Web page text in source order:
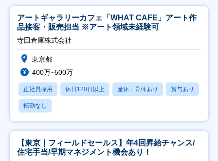
アートギャラリーカフェ「WHAT CAFE」アート作
品接客・販売担当 ※アート領域未経験可
寺田倉庫株式会社
東京都
400万~500万
正社員採用 休日120日以上 産休・育休あり 賞与あり
転勤なし
【東京｜フィールドセールス】年4回昇給チャンス/
住宅手当/早期マネジメント機会あり！